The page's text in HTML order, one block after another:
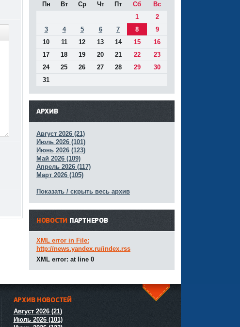
Пн Вт Ср Чт Пт Сб
Вс
1
2
3
4 5 6 7 8
9
10
11 12 13 14 15
16
17
18 19 20 21 22
23
24
25 26 27 28 29
30
31
АРХИВ
Август 2026 (21)
Июль 2026 (101)
Июнь 2026 (123)
Май 2026 (109)
Апрель 2026 (117)
Март 2026 (105)
Показать / скрыть весь архив
НОВОСТИ ПАРТНЕРОВ
XML error in File:
http://news.yandex.ru/index.rss
XML error: at line 0
АРХИВ НОВОСТЕЙ
Август 2026 (21)
Июль 2026 (101)